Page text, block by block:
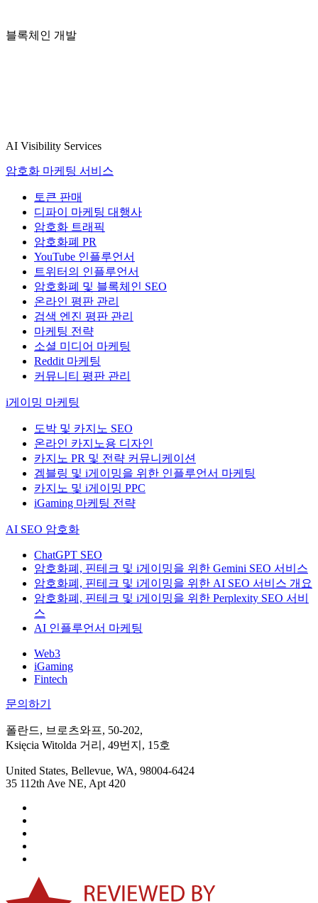
블록체인 개발
AI Visibility Services
암호화 마케팅 서비스
토큰 판매
디파이 마케팅 대행사
암호화 트래픽
암호화폐 PR
YouTube 인플루언서
트위터의 인플루언서
암호화폐 및 블록체인 SEO
온라인 평판 관리
검색 엔진 평판 관리
마케팅 전략
소셜 미디어 마케팅
Reddit 마케팅
커뮤니티 평판 관리
i게이밍 마케팅
도박 및 카지노 SEO
온라인 카지노용 디자인
카지노 PR 및 전략 커뮤니케이션
겜블링 및 i게이밍을 위한 인플루언서 마케팅
카지노 및 i게이밍 PPC
iGaming 마케팅 전략
AI SEO 암호화
ChatGPT SEO
암호화폐, 핀테크 및 i게이밍을 위한 Gemini SEO 서비스
암호화폐, 핀테크 및 i게이밍을 위한 AI SEO 서비스 개요
암호화폐, 핀테크 및 i게이밍을 위한 Perplexity SEO 서비
스
AI 인플루언서 마케팅
Web3
iGaming
Fintech
문의하기
폴란드, 브로츠와프, 50-202,
Księcia Witolda 거리, 49번지, 15호
United States, Bellevue, WA, 98004-6424
35 112th Ave NE, Apt 420